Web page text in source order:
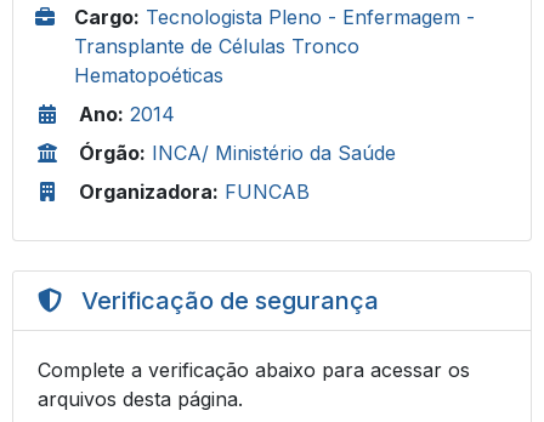
Cargo: Tecnologista Pleno - Enfermagem -
Transplante de Células Tronco
Hematopoéticas
Ano: 2014
Órgão: INCA/ Ministério da Saúde
Organizadora: FUNCAB
Verificação de segurança
Complete a verificação abaixo para acessar os
arquivos desta página.